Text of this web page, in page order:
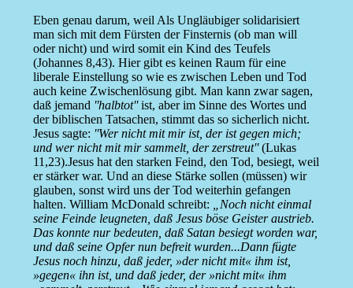
Eben genau darum, weil Als Ungläubiger solidarisiert
man sich mit dem Fürsten der Finsternis (ob man will
oder nicht) und wird somit ein Kind des Teufels
(Johannes 8,43). Hier gibt es keinen Raum für eine
liberale Einstellung so wie es zwischen Leben und Tod
auch keine Zwischenlösung gibt. Man kann zwar sagen,
daß jemand ''halbtot''ist, aber im Sinne des Wortes und
der biblischen Tatsachen, stimmt das so sicherlich nicht.
Jesus sagte: ''Wer nicht mit mir ist, der ist gegen mich;
und wer nicht mit mir sammelt, der zerstreut''(Lukas
11,23).Jesus hat den starken Feind, den Tod, besiegt, weil
er stärker war. Und an diese Stärke sollen (müssen) wir
glauben, sonst wird uns der Tod weiterhin gefangen
halten. William McDonald schreibt:
„Noch nicht einmal
seine Feinde leugneten, daß Jesus böse Geister austrieb.
Das konnte nur bedeuten, daß Satan besiegt worden war,
und daß seine Opfer nun befreit wurden...Dann fügte
Jesus noch hinzu, daß jeder, »der nicht mit« ihm ist,
»gegen« ihn ist, und daß jeder, der »nicht mit« ihm